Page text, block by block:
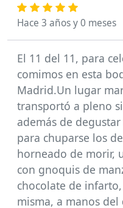
Hace 3 años y 0 meses
El 11 del 11, para
comimos en esta
Madrid.Un lugar
transportó a pleno
además de
para chuparse los
horneado de morir,
con gnoquis de
chocolate de
misma, a manos